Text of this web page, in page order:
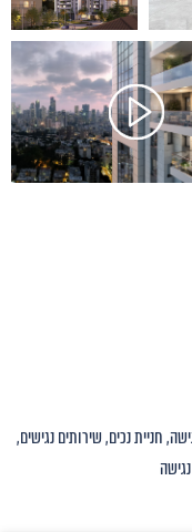
חניית נכים, שירותים נגישים,